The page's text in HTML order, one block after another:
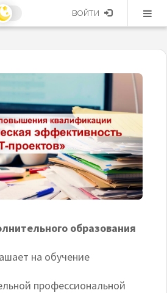
ВОЙТИ
образования
на обучение
профессиональной